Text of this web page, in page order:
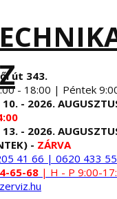
út 343.
- 18:00 | Péntek
- 2026.
- 2026.
- ZÁRVA
41 66 | 0620 433
65-68 | H - P 9:00-